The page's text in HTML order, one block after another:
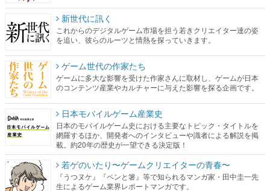
新世代に訊く
これからのデジタルゲーム市場を担う若きクリエイター達の姿
を追い、彼らのルーツと情熱を探っていきます。
ゲーム世代の作家たち
ゲームに多大な影響を受けた作家さんに取材し、ゲームが日本
のコンテンツ産業やカルチャーに与えた影響を探る企画です。
日本モバイルゲーム産業史
日本のモバイルゲーム史における主要なトピック・タイトルを
網羅するほか、開発者へのインタビューや識者による解説を掲
載。約20年の歴史が一望できる決定版！
若ゲのいたり〜ゲームクリエイターの青春〜
『うつヌケ』『ペンと箸』等で知られるマンガ家・田中圭一先
生によるゲーム業界レポートマンガです。